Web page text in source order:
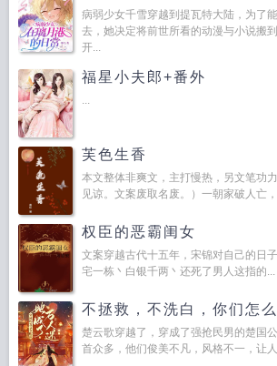
病弱少女千雪穿越到提瓦特大陆，为了
去，她决定将前世所看的动漫与小说搬
开...
福星小夫郎+番外
...
芙色生香
本文整体非爽文，主打慢热，另文笔功
见谅。文案废取名废。）一朝家破人亡
权臣的恶霸闺女
文案穿越古代十五年，宋锦对自己的日
宅一栋丶白银千两丶还死了男人这指的...
不拯救，不洗白，你们怎
楚云歌穿越了，穿成了强抢民男的楚国
首众多，他们俊美不凡，风格不一，让